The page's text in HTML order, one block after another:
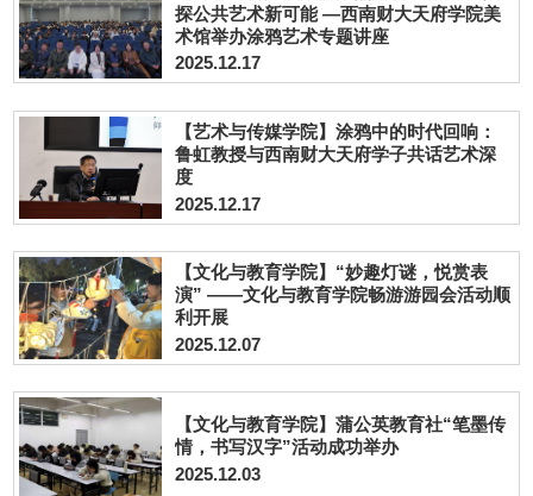
探公共艺术新可能 —西南财大天府学院美
术馆举办涂鸦艺术专题讲座
2025.12.17
【艺术与传媒学院】涂鸦中的时代回响：
鲁虹教授与西南财大天府学子共话艺术深
度
2025.12.17
【文化与教育学院】“妙趣灯谜，悦赏表
演” ——文化与教育学院畅游游园会活动顺
利开展
2025.12.07
【文化与教育学院】蒲公英教育社“笔墨传
情，书写汉字”活动成功举办
2025.12.03